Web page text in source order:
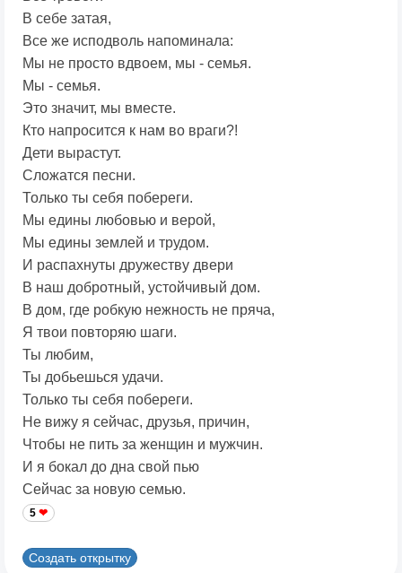
В себе затая,
Все же исподволь напоминала:
Мы не просто вдвоем, мы - семья.
Мы - семья.
Это значит, мы вместе.
Кто напросится к нам во враги?!
Дети вырастут.
Сложатся песни.
Только ты себя побереги.
Мы едины любовью и верой,
Мы едины землей и трудом.
И распахнуты дружеству двери
В наш добротный, устойчивый дом.
В дом, где робкую нежность не пряча,
Я твои повторяю шаги.
Ты любим,
Ты добьешься удачи.
Только ты себя побереги.
Не вижу я сейчас, друзья, причин,
Чтобы не пить за женщин и мужчин.
И я бокал до дна свой пью
Сейчас за новую семью.
5
Создать открытку